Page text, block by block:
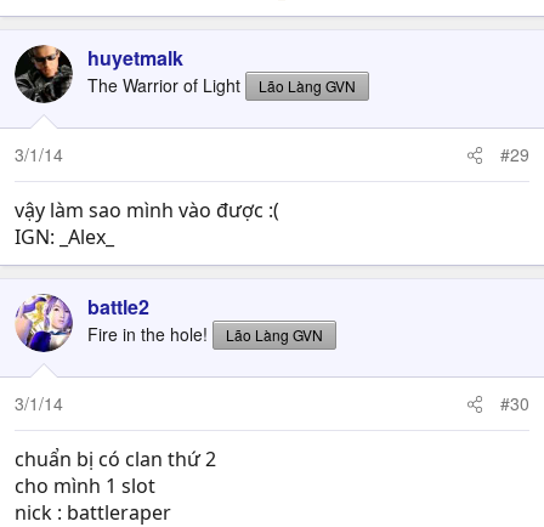
huyetmalk
The Warrior of Light Lão Làng GVN
3/1/14 #29
vậy làm sao mình vào được :(
IGN: _Alex_
battle2
Fire in the hole! Lão Làng GVN
3/1/14 #30
chuẩn bị có clan thứ 2
cho mình 1 slot
nick : battleraper